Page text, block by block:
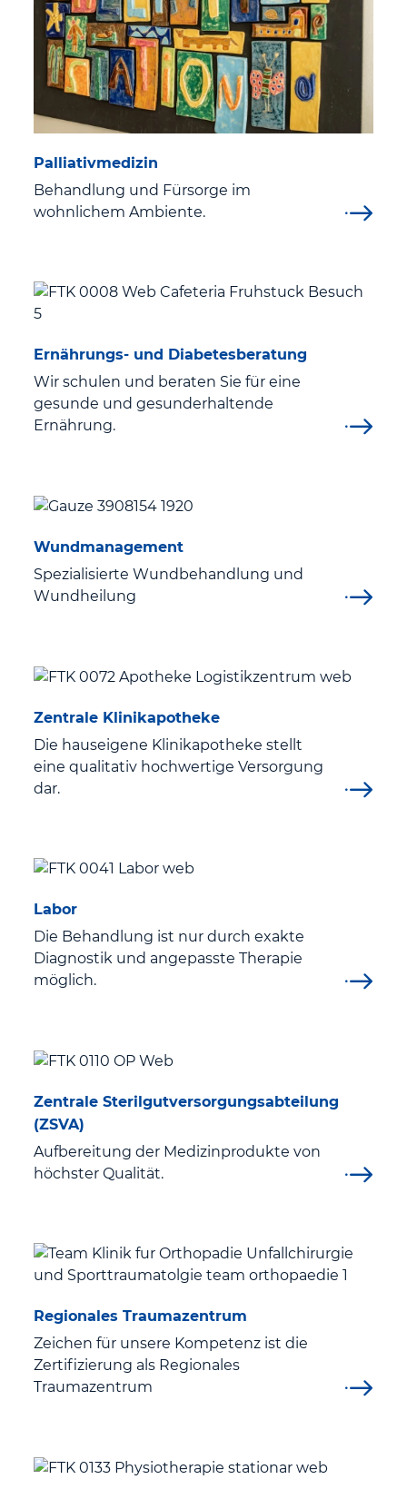
Palliativmedizin
Behandlung und Fürsorge im
wohnlichem Ambiente.
Ernährungs- und Diabetesberatung
Wir schulen und beraten Sie für eine
gesunde und gesunderhaltende
Ernährung.
Wundmanagement
Spezialisierte Wundbehandlung und
Wundheilung
Zentrale Klinikapotheke
Die hauseigene Klinikapotheke stellt
eine qualitativ hochwertige Versorgung
dar.
Labor
Die Behandlung ist nur durch exakte
Diagnostik und angepasste Therapie
möglich.
Zentrale Sterilgutversorgungsabteilung
(ZSVA)
Aufbereitung der Medizinprodukte von
höchster Qualität.
Regionales Traumazentrum
Zeichen für unsere Kompetenz ist die
Zertifizierung als Regionales
Traumazentrum